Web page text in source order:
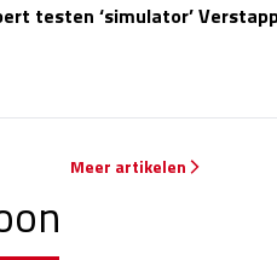
testen ‘simulator’
Meer artikelen